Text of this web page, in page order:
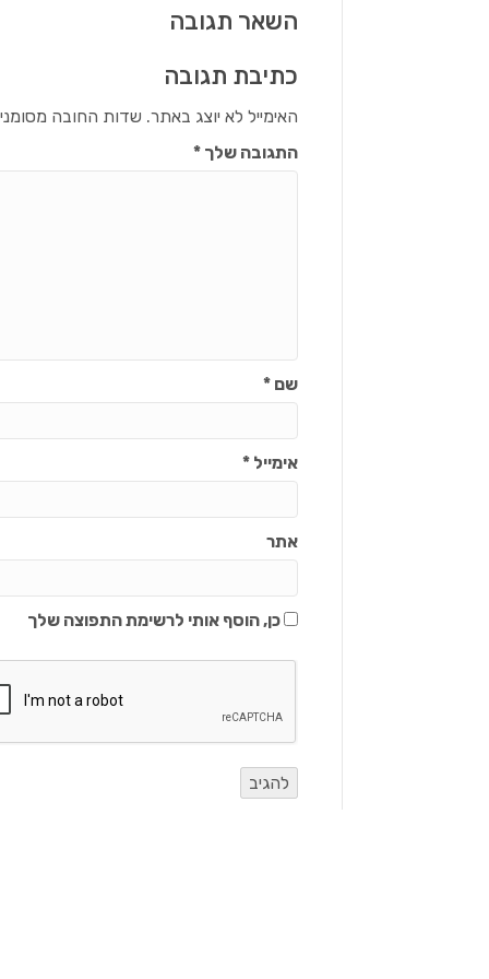
השאר תגובה
כתיבת תגובה
האימייל לא יוצג באתר. שדות החובה
התגובה שלך*
שם*
אימייל*
אתר
כן, הוסף אותי לרשימת התפוצה שלך